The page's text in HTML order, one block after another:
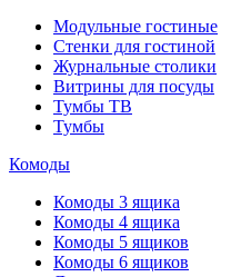
Модульные гостиные
Стенки для гостиной
Журнальные столики
Витрины для посуды
Тумбы ТВ
Тумбы
Комоды
Комоды 3 ящика
Комоды 4 ящика
Комоды 5 ящиков
Комоды 6 ящиков